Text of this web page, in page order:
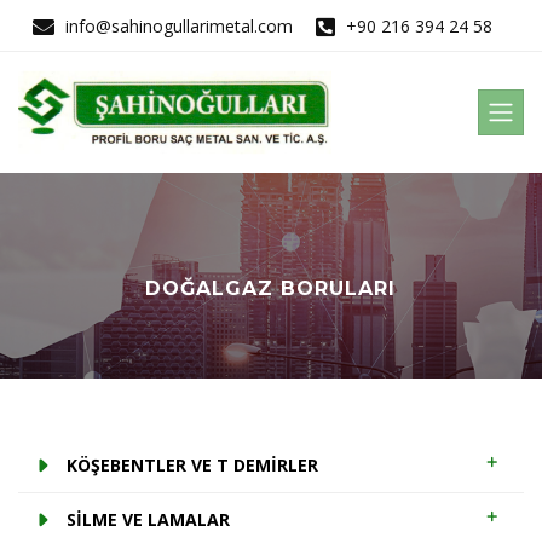
info@sahinogullarimetal.com +90 216 394 24 58
DOĞALGAZ BORULARI
KÖŞEBENTLER VE T DEMİRLER
SİLME VE LAMALAR